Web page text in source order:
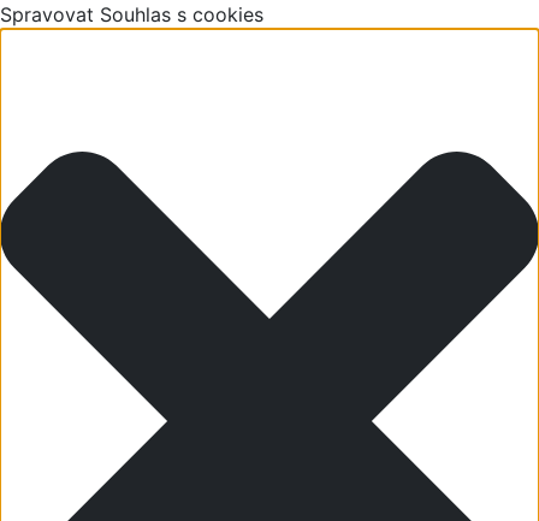
Spravovat Souhlas s cookies